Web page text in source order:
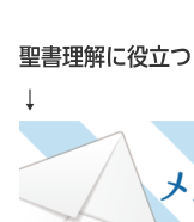
聖書理解に役立
↓